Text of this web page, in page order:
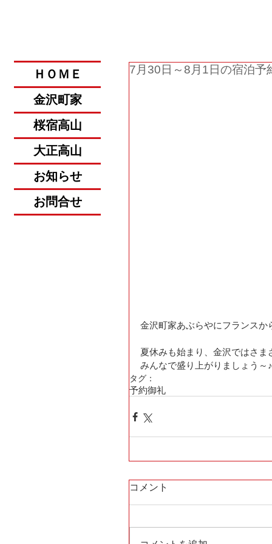
ＨＯＭＥ
金沢町家
桜宿高山
大正高山
お知らせ
お問合せ
7月30日～8月1日の宿泊予
金沢町家あぶらやにフランスか
夏休みも始まり、金沢ではさま
みんなで盛り上がりましょう～♪
タグ：
予約御礼
コメント